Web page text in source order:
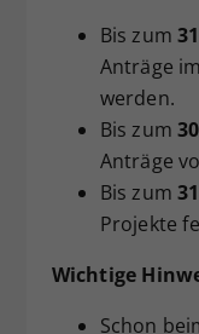
Bis zum
Anträge
werden.
Bis zum
Anträge
Bis zum
Projekte
Wichtige
Schon